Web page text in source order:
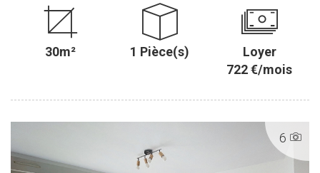
30m² 1 Pièce(s)
Loyer
722 €/mois
6